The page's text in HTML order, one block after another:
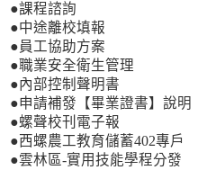
●課程諮詢
●中途離校填報
●員工協助方案
●職業安全衛生管理
●內部控制聲明書
●申請補發【畢業證書】說明
●螺聲校刊電子報
●西螺農工教育儲蓄402專戶
●雲林區-實用技能學程分發